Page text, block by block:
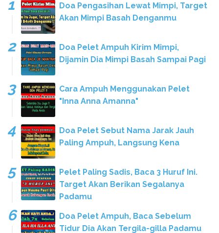
Doa Pengasihan Lewat Mimpi, Target
Akan Mimpi Basah Denganmu
Doa Pelet Ampuh Kirim Mimpi,
Dijamin Dia Mimpi Basah Sampai Pagi
Cara Ampuh Menggunakan Pelet
"Inna Anna Amanna"
Doa Pelet Sebut Nama Jarak Jauh
Paling Ampuh, Langsung Kena
Pelet Paling Sadis, Baca 3 Huruf Ini.
Target Akan Berikan Segalanya
Padamu
Doa Pelet Ampuh, Baca Sebelum
Tidur Dia Akan Tergila-gilla Padamu